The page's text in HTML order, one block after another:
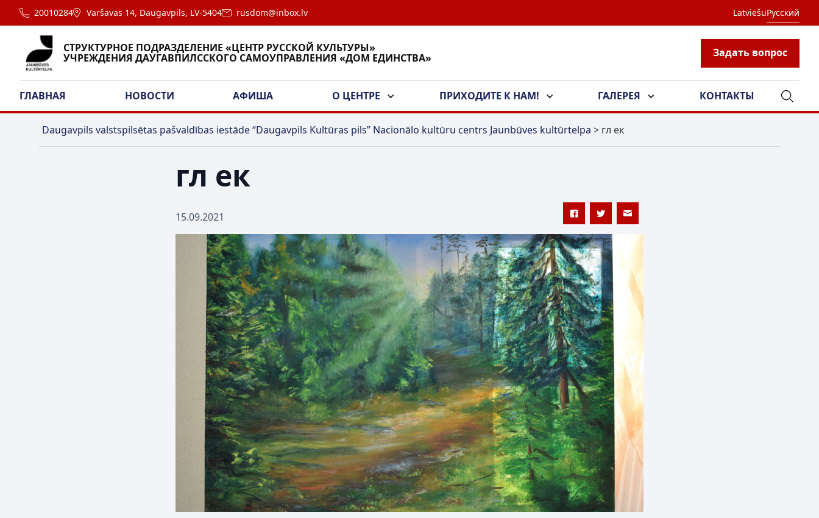
20010284 Varšavas 14, Daugavpils, LV-5404 rusdom@inbox.lv LatviešuРусский
СТРУКТУРНОЕ ПОДРАЗДЕЛЕНИЕ «ЦЕНТР РУССКОЙ КУЛЬТУРЫ»
УЧРЕЖДЕНИЯ ДАУГАВПИЛССКОГО САМОУПРАВЛЕНИЯ «ДОМ ЕДИНСТВА» Задать вопрос
ГЛАВНАЯ НОВОСТИ АФИША О ЦЕНТРЕ ПРИХОДИТЕ К НАМ! ГАЛЕРЕЯ КОНТАКТЫ
Daugavpils valstspilsētas pašvaldības iestāde “Daugavpils Kultūras pils” Nacionālo kultūru centrs Jaunbūves kultūrtelpa > гл ек
гл ек
15.09.2021